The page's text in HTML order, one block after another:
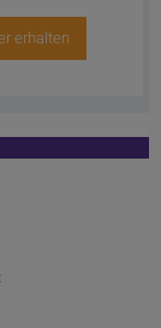
erhalten